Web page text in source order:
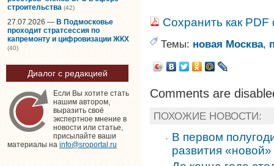
строительства (42)
27.07.2026 — В Подмосковье
проходит стратсессия по
капремонту и цифровизации ЖКХ
(40)
Диалог с редакцией
Если Вы хотите стать
нашим автором,
выразить своё
экспертное мнение в
новости или статье,
присылайте ваши
материалы на info@sroportal.ru
Сохранить как
Темы: новая Москва,
Comments are
ПОХОЖИЕ НОВОСТИ:
В первом
развития